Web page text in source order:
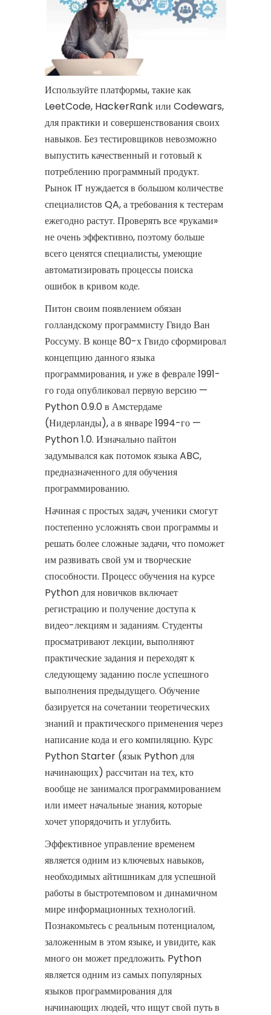
Используйте платформы, такие как
LeetCode, HackerRank или Codewars,
для практики и совершенствования своих
навыков. Без тестировщиков невозможно
выпустить качественный и готовый к
потреблению программный продукт.
Рынок IT нуждается в большом количестве
специалистов QA, а требования к тестерам
ежегодно растут. Проверять все «руками»
не очень эффективно, поэтому больше
всего ценятся специалисты, умеющие
автоматизировать процессы поиска
ошибок в кривом коде.
Питон своим появлением обязан
голландскому программисту Гвидо Ван
Россуму. В конце 80-х Гвидо сформировал
концепцию данного языка
программирования, и уже в феврале 1991-
го года опубликовал первую версию —
Python 0.9.0 в Амстердаме
(Нидерланды), а в январе 1994-го —
Python 1.0. Изначально пайтон
задумывался как потомок языка ABC,
предназначенного для обучения
программированию.
Начиная с простых задач, ученики смогут
постепенно усложнять свои программы и
решать более сложные задачи, что поможет
им развивать свой ум и творческие
способности. Процесс обучения на курсе
Python для новичков включает
регистрацию и получение доступа к
видео-лекциям и заданиям. Студенты
просматривают лекции, выполняют
практические задания и переходят к
следующему заданию после успешного
выполнения предыдущего. Обучение
базируется на сочетании теоретических
знаний и практического применения через
написание кода и его компиляцию. Курс
Python Starter (язык Python для
начинающих) рассчитан на тех, кто
вообще не занимался программированием
или имеет начальные знания, которые
хочет упорядочить и углубить.
Эффективное управление временем
является одним из ключевых навыков,
необходимых айтишникам для успешной
работы в быстротемповом и динамичном
мире информационных технологий.
Познакомьтесь с реальным потенциалом,
заложенным в этом языке, и увидите, как
много он может предложить. Python
является одним из самых популярных
языков программирования для
начинающих людей, что ищут свой путь в